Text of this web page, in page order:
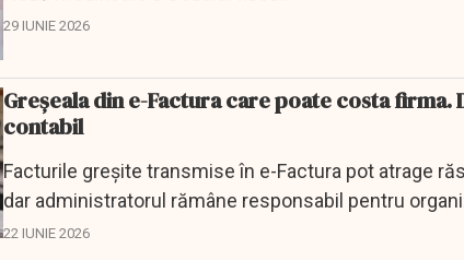
29 IUNIE 2026
Greșeala din e-Factura care poate costa firma.
contabil
Facturile greșite transmise în e-Factura pot atrage
dar administratorul rămâne responsabil pentru
22 IUNIE 2026